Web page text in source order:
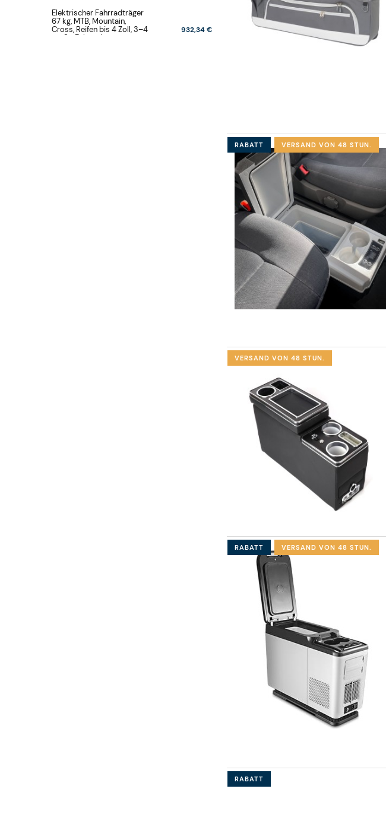
Elektrischer Fahrradträger
67 kg, MTB, Mountain,
Cross, Reifen bis 4 Zoll, 3–4
große Fahrräder,
932,34 €
Elektrischer Fahrradträger
67 kg, MTB, Mountain,
Cross, Reifen bis 4 Zoll, 3–4
932,34 €
RABATT VERSAND VON 48 STUN.
VERSAND VON 48 STUN.
RABATT VERSAND VON 48 STUN.
RABATT